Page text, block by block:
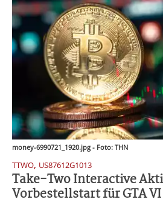
money-6990721_1920.jpg - Foto: THN
TTWO, US87612G1013
Take-Two Interactive
Vorbestellstart für GTA